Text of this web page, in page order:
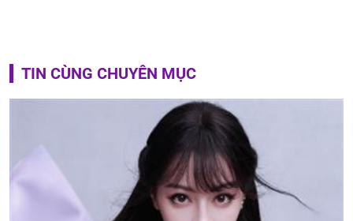
TIN CÙNG CHUYÊN MỤC